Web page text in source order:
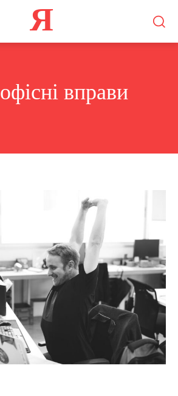
Я
офісні вправи